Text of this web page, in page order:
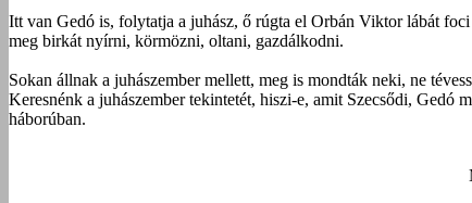
Itt van Gedó is, folytatja a juhász, ő rúgta el Orbán Viktor lábát
meg birkát nyírni, körmözni, oltani, gazdálkodni.
Sokan állnak a juhászember mellett, meg is mondták neki, ne
Keresnénk a juhászember tekintetét, hiszi-e, amit Szecsődi, Gedó
háborúban.